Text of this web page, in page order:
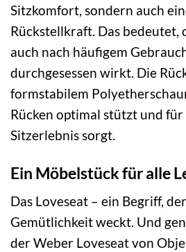
Sitzkomfort, sondern auch
Rückstellkraft. Das bedeutet,
auch nach häufigem
durchgesessen wirkt. Die
formstabilem
Rücken optimal stützt und
Sitzerlebnis sorgt.
Ein Möbelstück für alle
Das Loveseat – ein Begriff,
Gemütlichkeit weckt. Und
der Weber Loveseat von